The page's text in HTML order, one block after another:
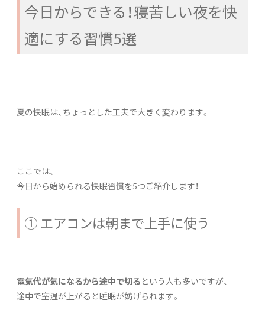
今日からできる！寝苦しい夜を快
適にする習慣5選
夏の快眠は、ちょっとした工夫で大きく変わります。
ここでは、
今日から始められる快眠習慣を5つご紹介します！
① エアコンは朝まで上手に使う
電気代が気になるから途中で切る という人も多いですが、
途中で室温が上がると睡眠が妨げられます。